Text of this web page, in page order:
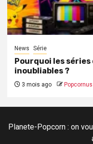
News Série
Pourquoi les
inoubliables ?
3 mois ago Popcornus
Planete-Popcorn : on